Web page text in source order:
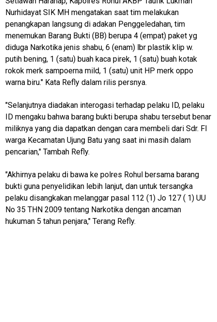
Nurhidayat SIK MH mengatakan saat tim melakukan
penangkapan langsung di adakan Penggeledahan, tim
menemukan Barang Bukti (BB) berupa 4 (empat) paket yg
diduga Narkotika jenis shabu, 6 (enam) lbr plastik klip w.
putih bening, 1 (satu) buah kaca pirek, 1 (satu) buah kotak
rokok merk sampoerna mild, 1 (satu) unit HP merk oppo
warna biru." Kata Refly dalam rilis persnya.
"Selanjutnya diadakan interogasi terhadap pelaku ID, pelaku
ID mengaku bahwa barang bukti berupa shabu tersebut benar
miliknya yang dia dapatkan dengan cara membeli dari Sdr. FI
warga Kecamatan Ujung Batu yang saat ini masih dalam
pencarian," Tambah Refly.
"Akhirnya pelaku di bawa ke polres Rohul bersama barang
bukti guna penyelidikan lebih lanjut, dan untuk tersangka
pelaku disangkakan melanggar pasal 112 (1) Jo 127 ( 1) UU
No 35 THN 2009 tentang Narkotika dengan ancaman
hukuman 5 tahun penjara," Terang Refly.